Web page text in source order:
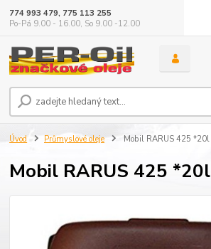
774 993 479, 775 113 255
Po-Pá 9.00 - 16.00, So 9.00 -12.00
Úvod Průmyslové oleje Mobil RARUS 425 *20l
Mobil RARUS 425 *20l